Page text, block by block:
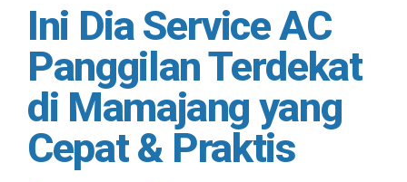
Ini Dia Service AC
Panggilan Terdekat
di Mamajang yang
Cepat & Praktis